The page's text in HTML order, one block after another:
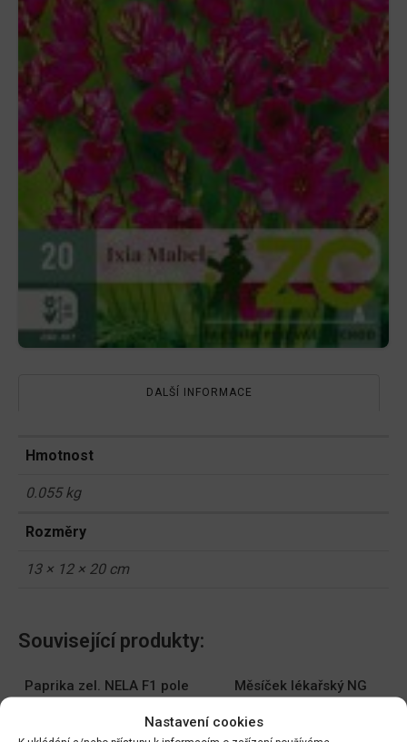
Nastavení cookies
DALŠÍ INFORMACE
Hmotnost
0.055 kg
Rozměry
13 × 12 × 20 cm
Související produkty:
Paprika zel. NELA F1 pole
Měsíček lékařský NG
DO KOŠÍKU